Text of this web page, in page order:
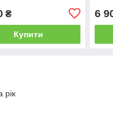
₴
Купити
6
рік